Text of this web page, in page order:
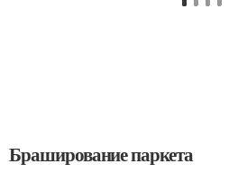
Браширование паркета